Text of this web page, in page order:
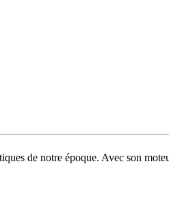
de notre époque. Avec son